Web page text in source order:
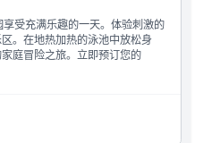
受充满乐趣的一天。体验刺激的
。在地热加热的泳池中放松身
庭冒险之旅。立即预订您的